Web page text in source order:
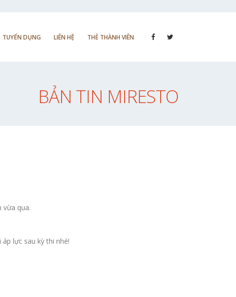
TUYỂN DỤNG LIÊN HỆ THẺ THÀNH VIÊN
BẢN TIN MIRESTO
vừa qua.
lực sau kỳ thi nhé!